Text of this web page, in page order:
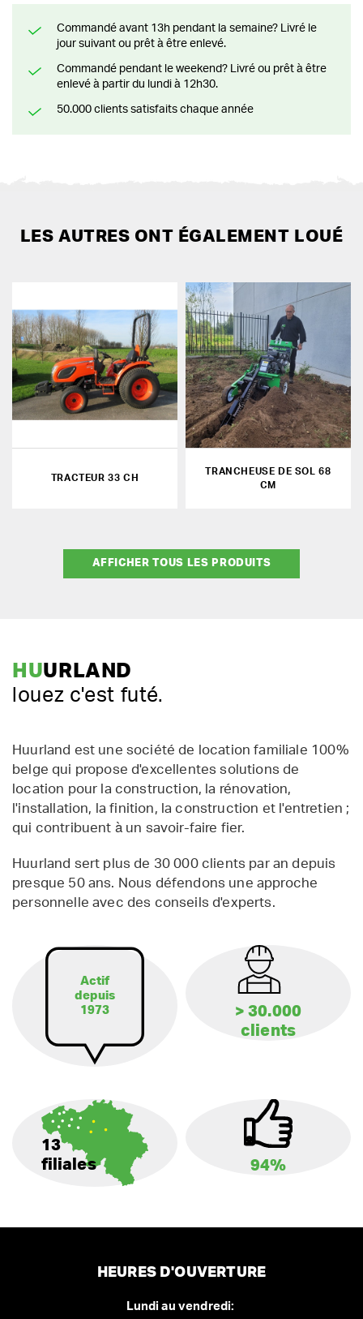
Commandé avant 13h pendant la semaine? Livré le
jour suivant ou prêt à être enlevé.
Commandé pendant le weekend? Livré ou prêt à être
enlevé à partir du lundi à 12h30.
50.000 clients satisfaits chaque année
LES AUTRES ONT ÉGALEMENT LOUÉ
TRACTEUR 33 CH
TRANCHEUSE DE SOL 68
CM
AFFICHER TOUS LES PRODUITS
HUURLAND
louez c'est futé.
Huurland est une société de location familiale 100%
belge qui propose d'excellentes solutions de
location pour la construction, la rénovation,
l'installation, la finition, la construction et l'entretien ;
qui contribuent à un savoir-faire fier.
Huurland sert plus de 30 000 clients par an depuis
presque 50 ans. Nous défendons une approche
personnelle avec des conseils d'experts.
Actif
depuis
1973
> 30.000
clients
13
filiales
94%
HEURES D'OUVERTURE
Lundi au vendredi: